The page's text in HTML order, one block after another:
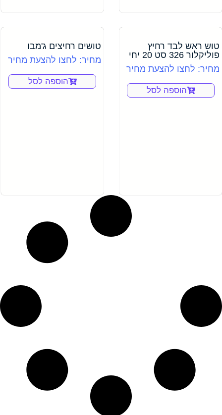
טוש ראש לבד רחיץ
פוליקלור 326 סט 20 יחי
מחיר: לחצו להצעת מחיר
הוספה לסל
טושים רחיצים ג'מבו
מחיר: לחצו להצעת מחיר
הוספה לסל